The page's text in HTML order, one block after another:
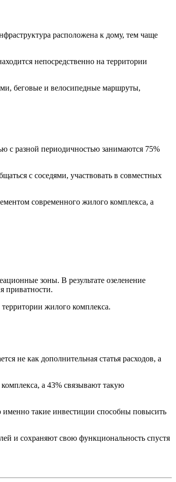
расположена к дому, тем чаще
непосредственно на территории
беговые и велосипедные маршруты,
с разной периодичностью занимаются 75%
с соседями, участвовать в совместных
современного жилого комплекса, а
зоны. В результате озеленение
приватности.
жилого комплекса.
не как дополнительная статья расходов, а
а 43% связывают такую
именно такие инвестиции способны повысить
и сохраняют свою функциональность спустя